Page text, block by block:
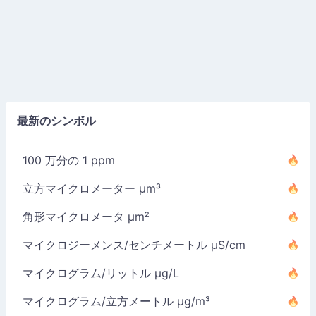
最新のシンボル
100 万分の 1 ppm
立方マイクロメーター µm³
角形マイクロメータ µm²
マイクロジーメンス/センチメートル µS/cm
マイクログラム/リットル µg/L
マイクログラム/立方メートル µg/m³